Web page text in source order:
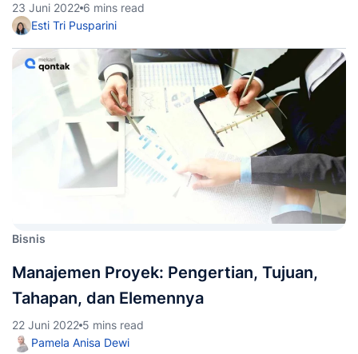
23 Juni 2022 6 mins read
Esti Tri Pusparini
Bisnis
Manajemen Proyek: Pengertian, Tujuan,
Tahapan, dan Elemennya
22 Juni 2022 5 mins read
Pamela Anisa Dewi